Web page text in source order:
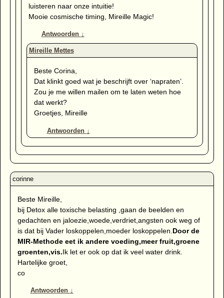
luisteren naar onze intuitie!
Mooie cosmische timing, Mireille Magic!
Antwoorden ↓
Beste Corina,
Dat klinkt goed wat je beschrijft over ‘napraten’.
Zou je me willen mailen om te laten weten hoe
dat werkt?
Groetjes, Mireille
Antwoorden ↓
Beste Mireille,
bij Detox alle toxische belasting ,gaan de beelden en
gedachten en jaloezie,woede,verdriet,angsten ook weg of
is dat bij Vader loskoppelen,moeder loskoppelen. Door de
MIR-Methode eet ik andere voeding,meer fruit,groene
groenten,vis.Ik let er ook op dat ik veel water drink.
Hartelijke groet,
co
Antwoorden ↓